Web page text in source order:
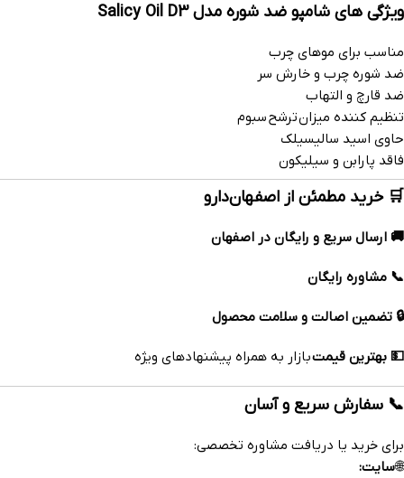
ویژگی های شامپو ضد شوره مدل Salicy Oil D3
مناسب برای موهای چرب
ضد شوره چرب و خارش سر
ضد قارچ و التهاب
تنظیم کننده میزان ترشح سبوم
حاوی اسید سالیسیلک
فاقد پارابن و سیلیکون
🛒 خرید مطمئن از اصفهان‌دارو
🚚 ارسال سریع و رایگان در اصفهان
📞 مشاوره رایگان
🔒 تضمین اصالت و سلامت محصول
💵 بهترین قیمتبازار به همراه پیشنهادهای ویژه
📞 سفارش سریع و آسان
برای خرید یا دریافت مشاوره تخصصی:
🌐سایت: